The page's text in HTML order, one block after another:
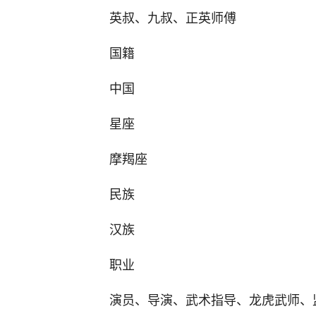
英叔、九叔、正英师傅
国籍
中国
星座
摩羯座
民族
汉族
职业
演员、导演、武术指导、龙虎武师